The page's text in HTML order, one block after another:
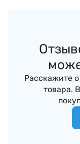
Расскажите
товара.